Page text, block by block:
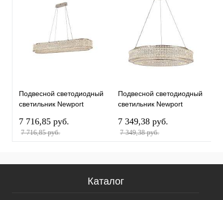
Подвесной светодиодный
светильник Newport
М0069973
7 716,85 pуб.
7 716,85 pуб.
Подвесной светодиодный
светильник Newport
М0069970
7 349,38 pуб.
7 349,38 pуб.
Каталог